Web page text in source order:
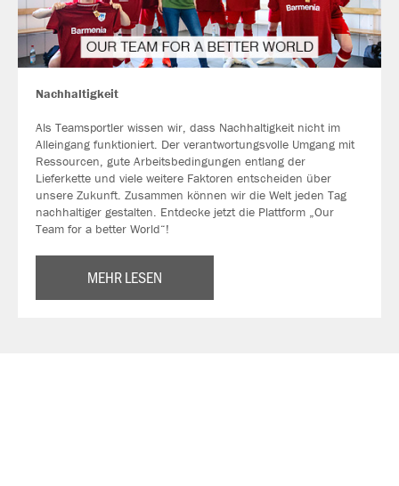
Nachhaltigkeit
Als Teamsportler wissen wir, dass Nachhaltigkeit nicht im
Alleingang funktioniert. Der verantwortungsvolle Umgang mit
Ressourcen, gute Arbeitsbedingungen entlang der
Lieferkette und viele weitere Faktoren entscheiden über
unsere Zukunft. Zusammen können wir die Welt jeden Tag
nachhaltiger gestalten. Entdecke jetzt die Plattform „Our
Team for a better World“!
MEHR LESEN